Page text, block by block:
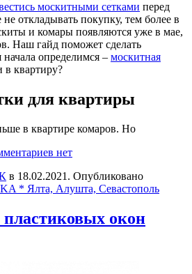
москитными сетками перед
откладывать покупку, тем более в
и комары появляются уже в мае,
Наш гайд поможет сделать
определимся – москитная
в квартиру?
для квартиры
в квартире комаров. Но
нет
в 18.02.2021 . Опубликовано
* Ялта, Алушта, Севастополь
окон